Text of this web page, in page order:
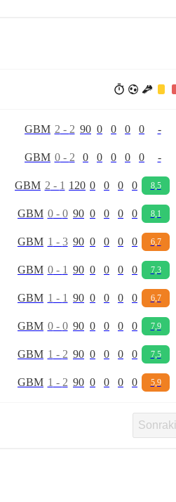
GBM 2 - 2 90 0 0 0 0 -
GBM 0- 2 0 0 0 0 0 -
GBM 2 - 1 120 0 0 0 0 8,5
GBM 0- 0 90 0 0 0 0 8,1
GBM 1 - 3 90 0 0 0 0 6,7
GBM 0- 1 90 0 0 0 0 7,3
GBM 1 - 1 90 0 0 0 0 6,7
GBM 0- 0 90 0 0 0 0 7,9
GBM 1 - 2 90 0 0 0 0 7,5
GBM 1 - 2 90 0 0 0 0 5,9
Sonraki